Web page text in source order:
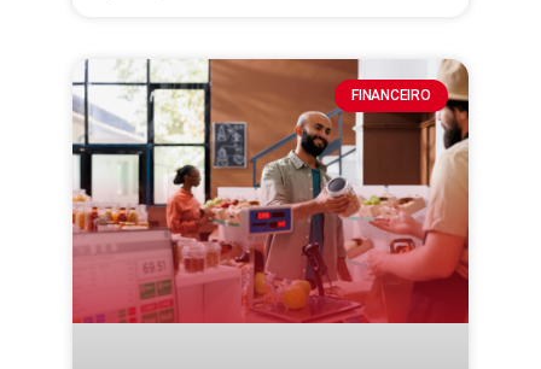
FINANCEIRO